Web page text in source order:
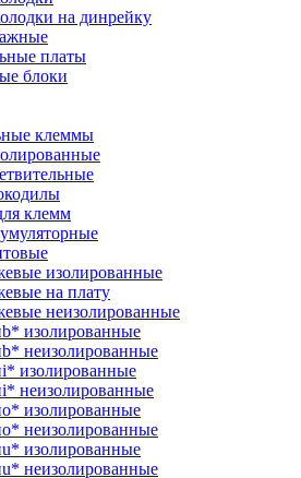
на динрейку
платы
блоки
клеммы
клемм
изолированные
на плату
неизолированные
изолированные
неизолированные
изолированные
неизолированные
изолированные
неизолированные
изолированные
неизолированные